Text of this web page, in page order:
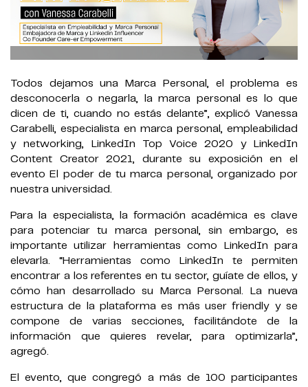
Todos dejamos una Marca Personal, el problema es
desconocerla o negarla, la marca personal es lo que
dicen de ti, cuando no estás delante”, explicó Vanessa
Carabelli, especialista en marca personal, empleabilidad
y networking, LinkedIn Top Voice 2020 y LinkedIn
Content Creator 2021, durante su exposición en el
evento El poder de tu marca personal, organizado por
nuestra universidad.
Para la especialista, la formación académica es clave
para potenciar tu marca personal, sin embargo, es
importante utilizar herramientas como LinkedIn para
elevarla. “Herramientas como LinkedIn te permiten
encontrar a los referentes en tu sector, guíate de ellos, y
cómo han desarrollado su Marca Personal. La nueva
estructura de la plataforma es más user friendly y se
compone de varias secciones, facilitándote de la
información que quieres revelar, para optimizarla”,
agregó.
El evento, que congregó a más de 100 participantes